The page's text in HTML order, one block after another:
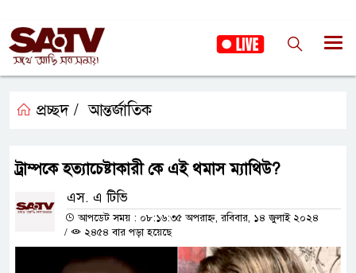
প্রচ্ছদ / আন্তর্জাতিক
ট্রাম্পকে হত্যাচেষ্টাকারী কে এই থমাস ম্যাথিউ?
এস. এ টিভি
আপডেট সময় : ০৮:১৬:৩৫ অপরাহ্ন, রবিবার, ১৪ জুলাই ২০২৪
/
২৪৫৪ বার পড়া হয়েছে